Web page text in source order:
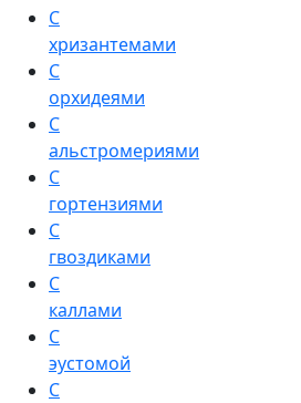
С
хризантемами
С
орхидеями
С
альстромериями
С
гортензиями
С
гвоздиками
С
каллами
С
эустомой
С